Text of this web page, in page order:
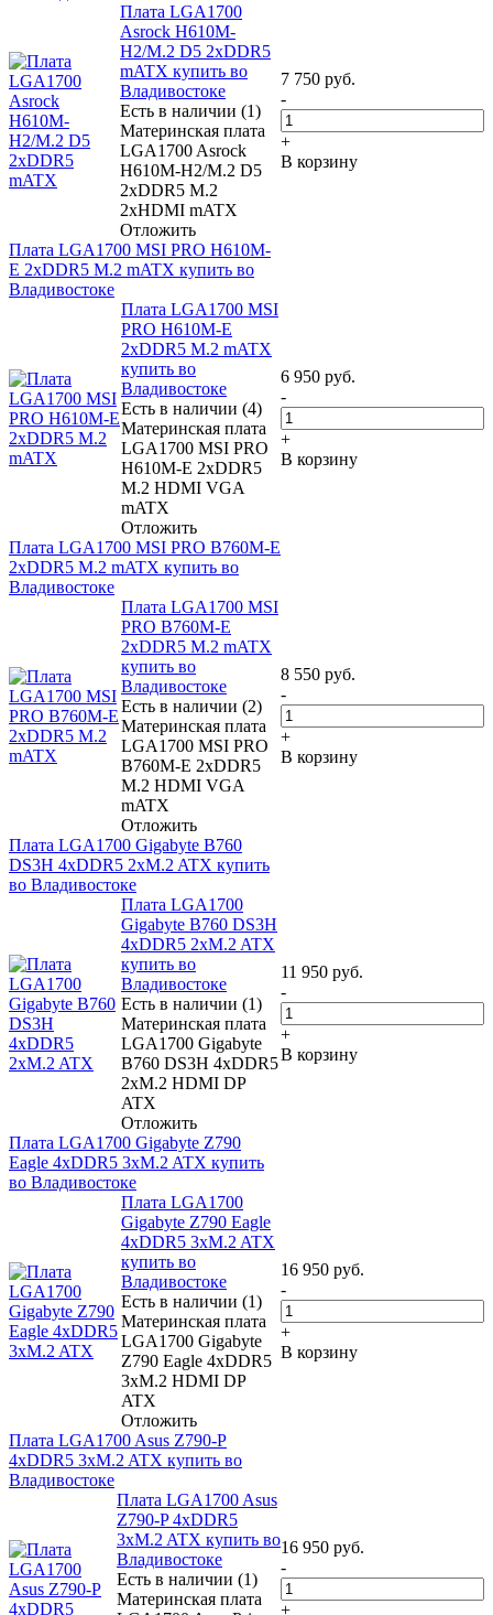
Плата LGA1700
Asrock H610M-
H2/M.2 D5 2xDDR5
mATX купить во
Владивостоке
Есть в наличии (1)
Материнская плата
LGA1700 Asrock
H610M-H2/M.2 D5
2xDDR5 M.2
2xHDMI mATX
Отложить
7 750 руб.
-
+
В корзину
Плата LGA1700 MSI PRO H610M-
E 2xDDR5 M.2 mATX купить во
Владивостоке
Плата LGA1700 MSI
PRO H610M-E
2xDDR5 M.2 mATX
купить во
Владивостоке
Есть в наличии (4)
Материнская плата
LGA1700 MSI PRO
H610M-E 2xDDR5
M.2 HDMI VGA
mATX
Отложить
6 950 руб.
-
+
В корзину
Плата LGA1700 MSI PRO B760M-E
2xDDR5 M.2 mATX купить во
Владивостоке
Плата LGA1700 MSI
PRO B760M-E
2xDDR5 M.2 mATX
купить во
Владивостоке
Есть в наличии (2)
Материнская плата
LGA1700 MSI PRO
B760M-E 2xDDR5
M.2 HDMI VGA
mATX
Отложить
8 550 руб.
-
+
В корзину
Плата LGA1700 Gigabyte B760
DS3H 4xDDR5 2xM.2 ATX купить
во Владивостоке
Плата LGA1700
Gigabyte B760 DS3H
4xDDR5 2xM.2 ATX
купить во
Владивостоке
Есть в наличии (1)
Материнская плата
LGA1700 Gigabyte
B760 DS3H 4xDDR5
2xM.2 HDMI DP
ATX
Отложить
11 950 руб.
-
+
В корзину
Плата LGA1700 Gigabyte Z790
Eagle 4xDDR5 3xM.2 ATX купить
во Владивостоке
Плата LGA1700
Gigabyte Z790 Eagle
4xDDR5 3xM.2 ATX
купить во
Владивостоке
Есть в наличии (1)
Материнская плата
LGA1700 Gigabyte
Z790 Eagle 4xDDR5
3xM.2 HDMI DP
ATX
Отложить
16 950 руб.
-
+
В корзину
Плата LGA1700 Asus Z790-P
4xDDR5 3xM.2 ATX купить во
Владивостоке
Плата LGA1700 Asus
Z790-P 4xDDR5
3xM.2 ATX купить во
Владивостоке
Есть в наличии (1)
Материнская плата
16 950 руб.
-
+